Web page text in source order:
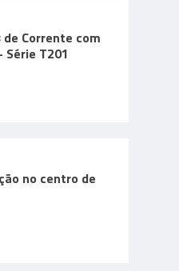
Corrente com
Série T201
no centro de